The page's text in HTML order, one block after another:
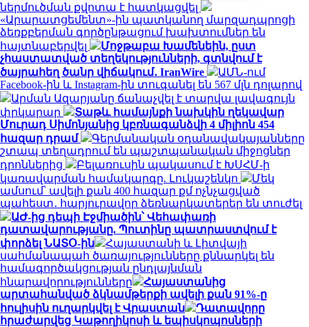
ներմուծման քվոտա է հատկացվել
«Արարատցեմենտ»-ին պատկանող մարզադպրոցի
ձեռքբերման գործընթացում խախտումներ են
հայտնաբերվել
Մոջթաբա Խամենեին, ըստ
չհաստատված տեղեկությունների, գտնվում է
ծայրահեղ ծանր վիճակում․ IranWire
ԱՄՆ-ում
Facebook-ին և Instagram-ին տուգանել են 567 մլն դոլարով
Արման Ազարյանը ճանաչվել է տարվա լավագույն
փրկարար
Տաթև համայնքի նախկին ղեկավար
Մուրադ Սիմոնյանից կբռնագանձվի 4 միլիոն 454
հազար դրամ
Գերմանական օդանավակայանները
շտապ տեղադրում են պաշտպանական միջոցներ
դրոններից
Բելառուսին պակասում է ԽՍՀՄ-ի
կառավարման համակարգը. Լուկաշենկո
Մեկ
ամսում՝ ավելի քան 400 հազար քմ ոչնչացված
պահեստ․ հարյուրավոր ձեռնարկատերեր են տուժել
ԱԺ-ից դեպի Էջմիածին՝ Վեհափառի
դատավարությանը. Պուտինը պատրաստվում է
փորձել ՆԱՏՕ-ին
Հայաստանի և Լիտվայի
սահմանապահ ծառայությունները քննարկել են
համագործակցության ընդլայնման
հնարավորությունները
Հայաստանից
արտահանված ձկնամթերքի ավելի քան 91%-ը
հուլիսին ուղարկվել է Վրաստան
Դատավորը
հրաժարվեց Կաթողիկոսի և եպիսկոպոսների